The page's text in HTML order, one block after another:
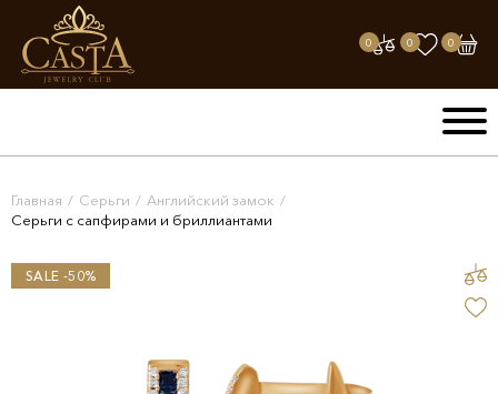
0 0 0
Главная / Серьги / Английский замок /
Серьги с сапфирами и бриллиантами
SALE -50%